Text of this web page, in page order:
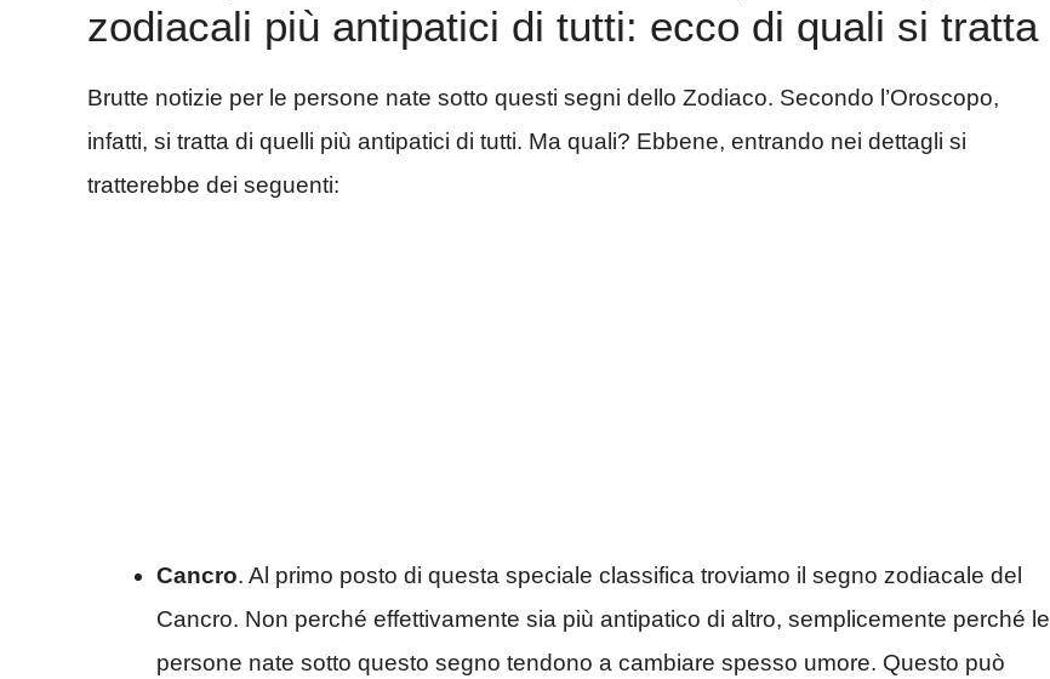
zodiacali più antipatici di tutti: ecco di quali si tratta
Brutte notizie per le persone nate sotto questi segni dello Zodiaco. Secondo l’Oroscopo,
infatti, si tratta di quelli più antipatici di tutti. Ma quali? Ebbene, entrando nei dettagli si
tratterebbe dei seguenti:
Cancro. Al primo posto di questa speciale classifica troviamo il segno zodiacale del
Cancro. Non perché effettivamente sia più antipatico di altro, semplicemente perché le
persone nate sotto questo segno tendono a cambiare spesso umore. Questo può